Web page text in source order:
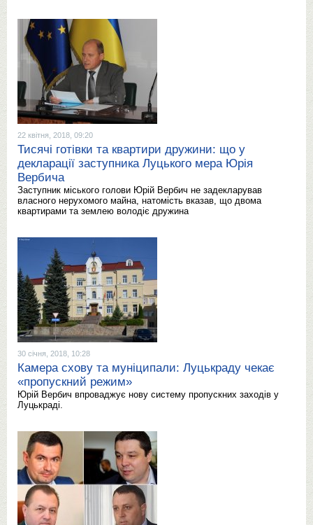
22 квітня, 2018, 09:20
Тисячі готівки та квартири дружини: що у
декларації заступника Луцького мера Юрія
Вербича
Заступник міського голови Юрій Вербич не задекларував
власного нерухомого майна, натомість вказав, що двома
квартирами та землею володіє дружина
30 січня, 2018, 10:28
Камера схову та муніципали: Луцькраду чекає
«пропускний режим»
Юрій Вербич впроваджує нову систему пропускних заходів у
Луцькраді.